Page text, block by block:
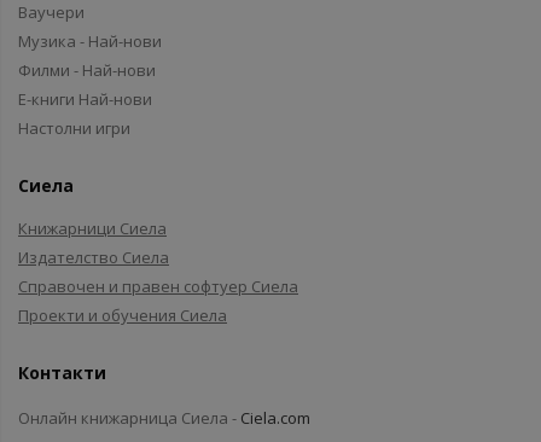
Ваучери
Музика - Най-нови
Филми - Най-нови
Е-книги Най-нови
Настолни игри
Сиела
Книжарници Сиела
Издателство Сиела
Справочен и правен софтуер Сиела
Проекти и обучения Сиела
Контакти
Онлайн книжарница Сиела - Ciela.com